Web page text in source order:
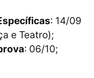
: 14/09
e Teatro);
: 06/10;